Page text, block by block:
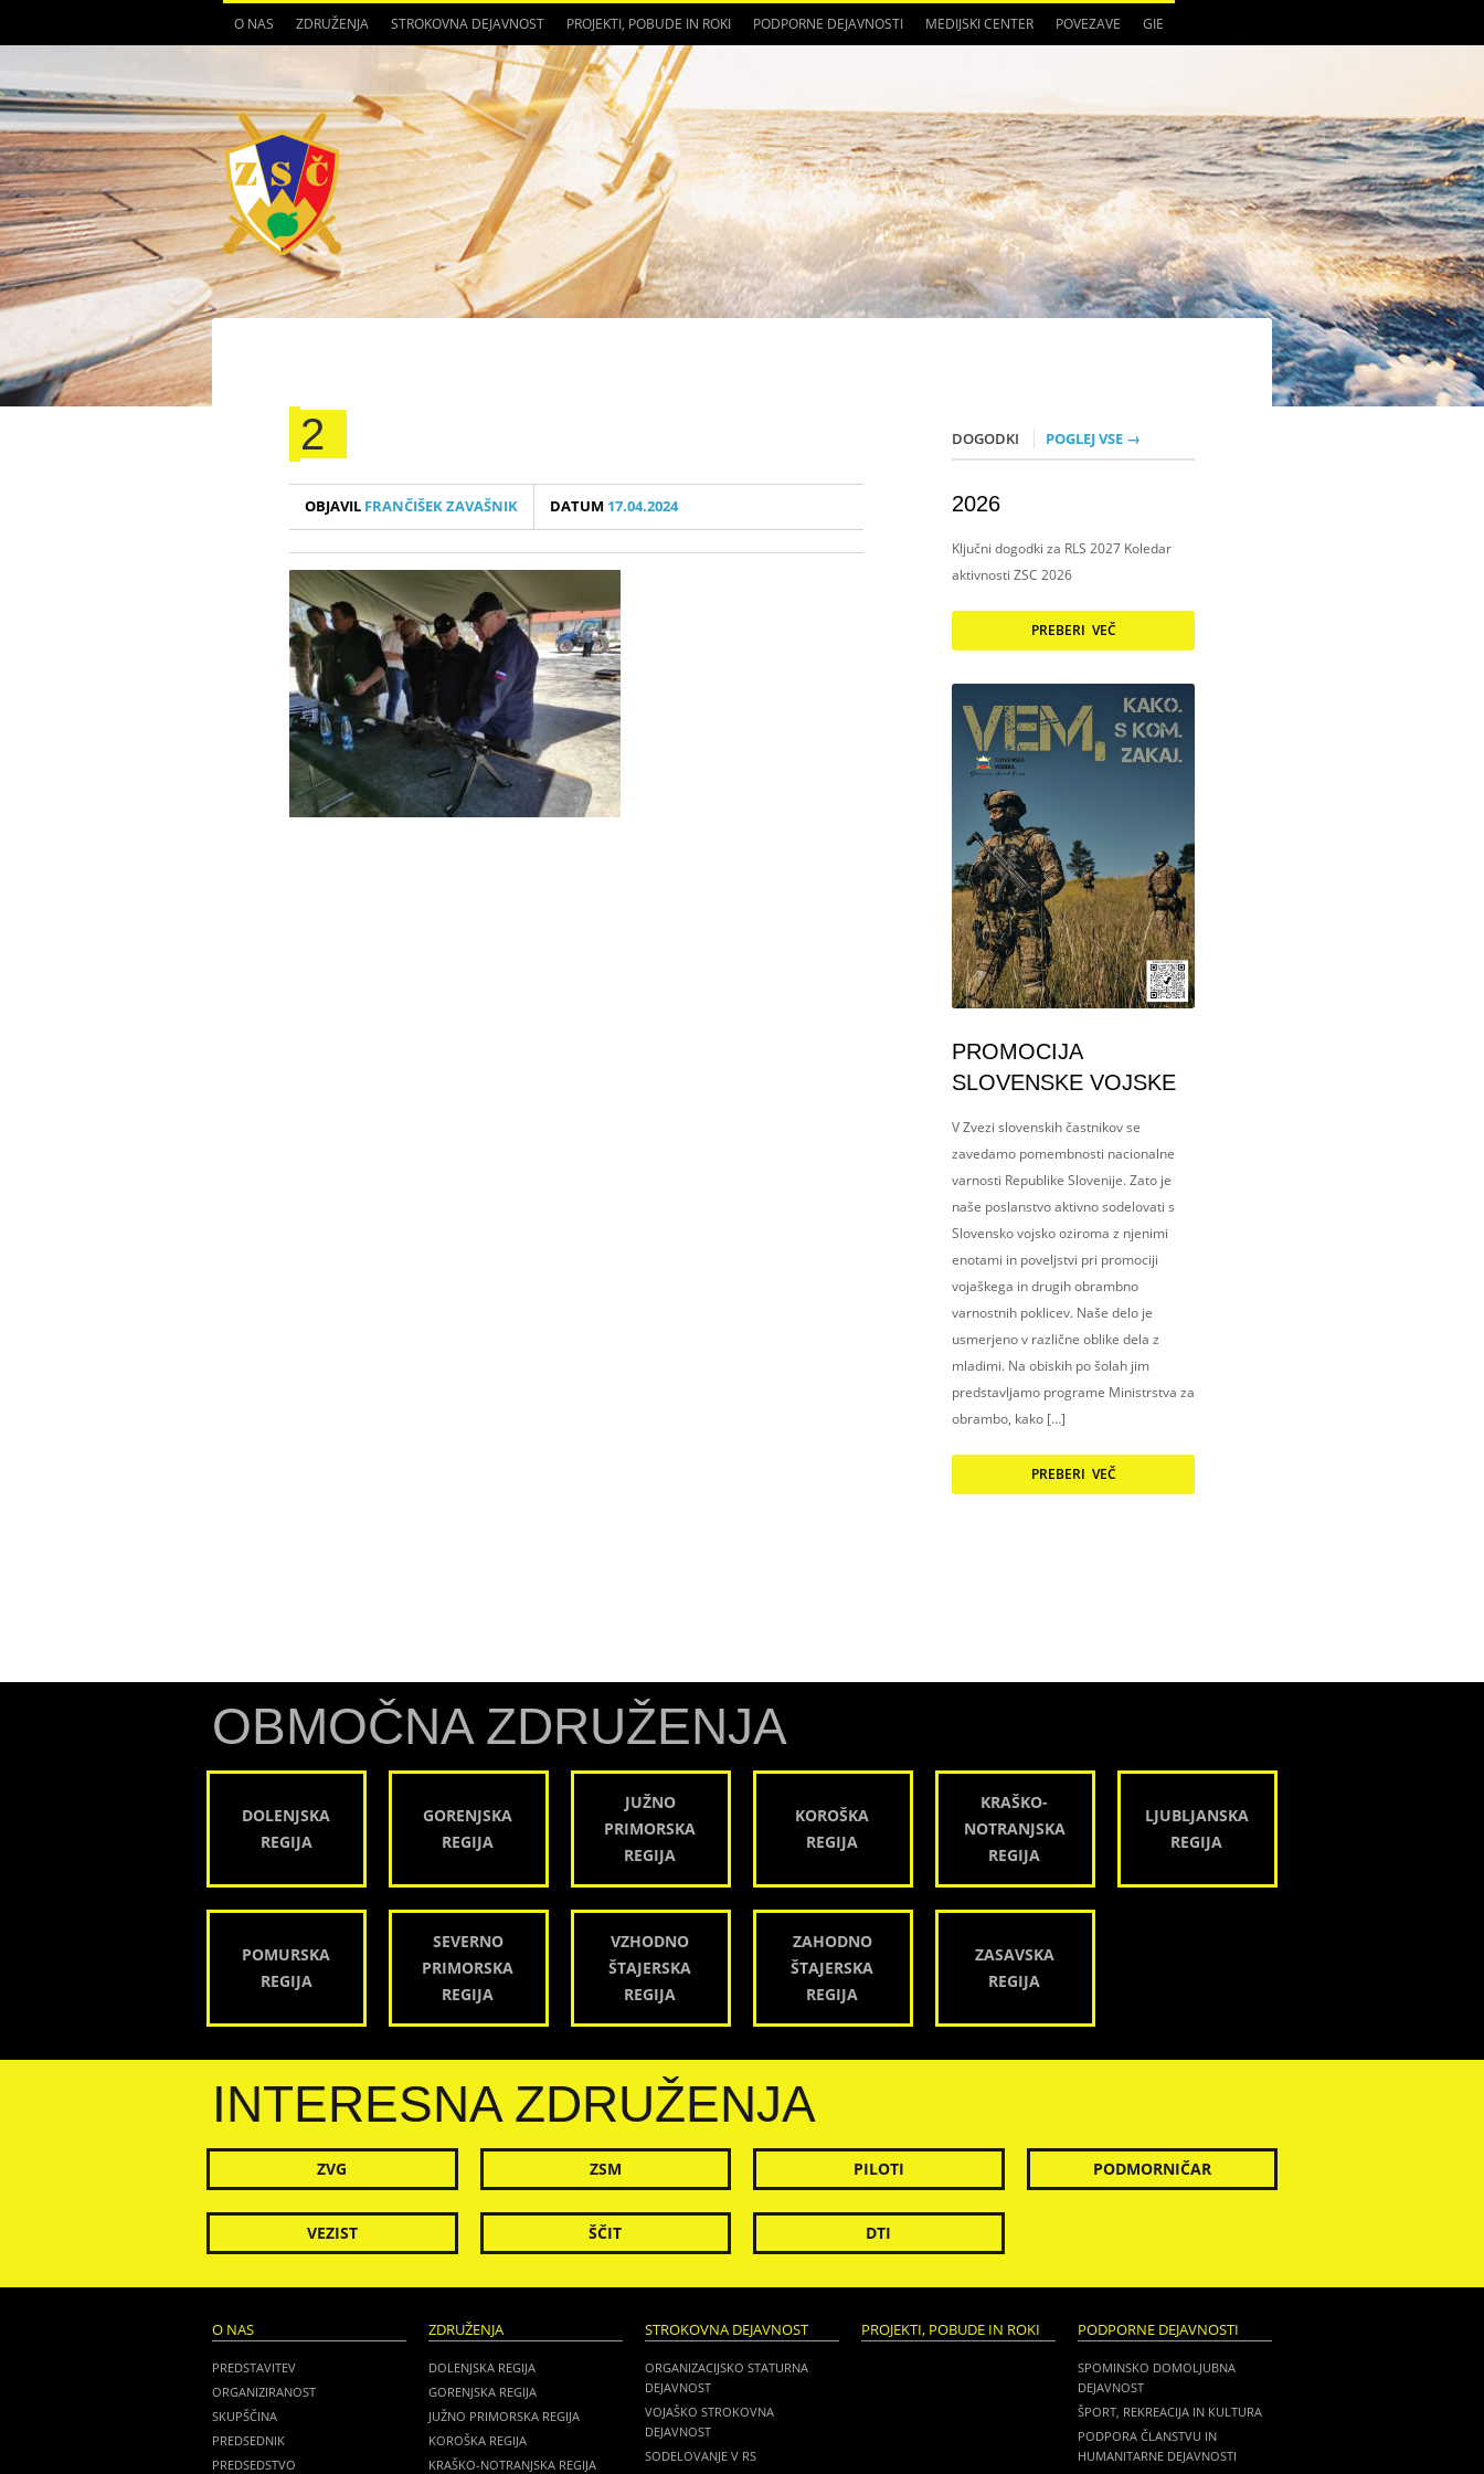
O NAS ZDRUŽENJA STROKOVNA DEJAVNOST PROJEKTI, POBUDE IN ROKI PODPORNE DEJAVNOSTI MEDIJSKI CENTER POVEZAVE GIE
2
OBJAVIL FRANČIŠEK ZAVAŠNIK DATUM 17.04.2024
DOGODKI POGLEJ VSE →
2026
Ključni dogodki za RLS 2027 Koledar
aktivnosti ZSC 2026
PREBERI VEČ
PROMOCIJA
SLOVENSKE VOJSKE
V Zvezi slovenskih častnikov se
zavedamo pomembnosti nacionalne
varnosti Republike Slovenije. Zato je
naše poslanstvo aktivno sodelovati s
Slovensko vojsko oziroma z njenimi
enotami in poveljstvi pri promociji
vojaškega in drugih obrambno
varnostnih poklicev. Naše delo je
usmerjeno v različne oblike dela z
mladimi. Na obiskih po šolah jim
predstavljamo programe Ministrstva za
obrambo, kako […]
PREBERI VEČ
OBMOČNA ZDRUŽENJA
DOLENJSKA
REGIJA
GORENJSKA
REGIJA
JUŽNO
PRIMORSKA
REGIJA
KOROŠKA
REGIJA
KRAŠKO-
NOTRANJSKA
REGIJA
LJUBLJANSKA
REGIJA
POMURSKA
REGIJA
SEVERNO
PRIMORSKA
REGIJA
VZHODNO
ŠTAJERSKA
REGIJA
ZAHODNO
ŠTAJERSKA
REGIJA
ZASAVSKA
REGIJA
INTERESNA ZDRUŽENJA
ZVG ZSM PILOTI PODMORNIČAR
VEZIST ŠČIT DTI
O NAS
PREDSTAVITEV
ORGANIZIRANOST
SKUPŠČINA
PREDSEDNIK
PREDSEDSTVO
ZDRUŽENJA
DOLENJSKA REGIJA
GORENJSKA REGIJA
JUŽNO PRIMORSKA REGIJA
KOROŠKA REGIJA
KRAŠKO-NOTRANJSKA REGIJA
STROKOVNA DEJAVNOST
ORGANIZACIJSKO STATURNA
DEJAVNOST
VOJAŠKO STROKOVNA
DEJAVNOST
SODELOVANJE V RS
PROJEKTI, POBUDE IN ROKI PODPORNE DEJAVNOSTI
SPOMINSKO DOMOLJUBNA
DEJAVNOST
ŠPORT, REKREACIJA IN KULTURA
PODPORA ČLANSTVU IN
HUMANITARNE DEJAVNOSTI